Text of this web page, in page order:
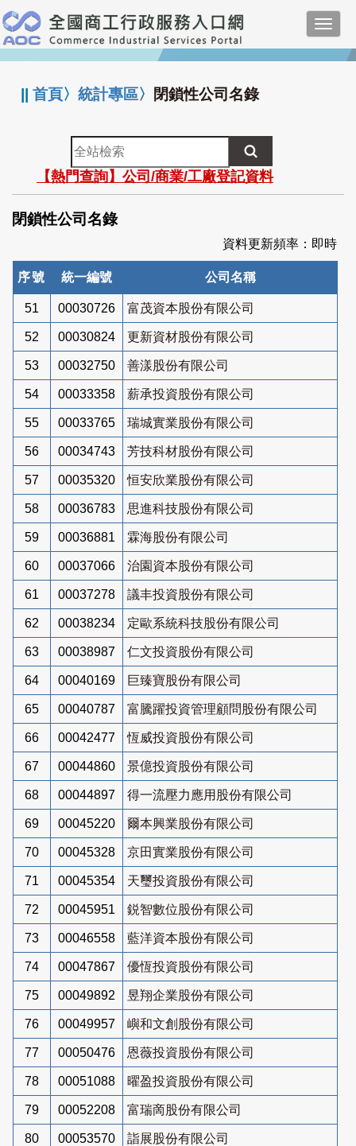
跳
到
主
要
:::
||首頁〉統計專區〉 閉鎖性公司名錄
全
站
檢
索
【熱門查詢】公司/商業/工廠登記資料
閉鎖性公司名錄
資料更新頻率：即時
序號 統一編號 公司名稱
51 00030726 富茂資本股份有限公司
52 00030824 更新資材股份有限公司
53 00032750 善漾股份有限公司
54 00033358 薪承投資股份有限公司
55 00033765 瑞城實業股份有限公司
56 00034743 芳技科材股份有限公司
57 00035320 恒安欣業股份有限公司
58 00036783 思進科技股份有限公司
59 00036881 霖海股份有限公司
60 00037066 治園資本股份有限公司
61 00037278 議丰投資股份有限公司
62 00038234 定歐系統科技股份有限公司
63 00038987 仁文投資股份有限公司
64 00040169 巨臻寶股份有限公司
65 00040787 富騰躍投資管理顧問股份有限公司
66 00042477 恆威投資股份有限公司
67 00044860 景億投資股份有限公司
68 00044897 得一流壓力應用股份有限公司
69 00045220 爾本興業股份有限公司
70 00045328 京田實業股份有限公司
71 00045354 天璽投資股份有限公司
72 00045951 鋭智數位股份有限公司
73 00046558 藍洋資本股份有限公司
74 00047867 優恆投資股份有限公司
75 00049892 昱翔企業股份有限公司
76 00049957 嶼和文創股份有限公司
77 00050476 恩薇投資股份有限公司
78 00051088 曜盈投資股份有限公司
79 00052208 富瑞啇股份有限公司
80 00053570 詣展股份有限公司